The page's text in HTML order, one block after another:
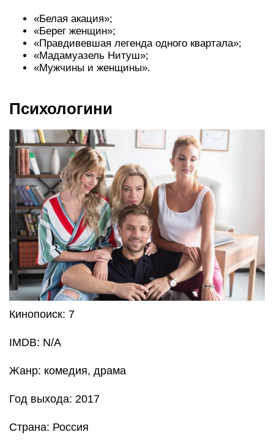
«Белая акация»;
«Берег женщин»;
«Правдивевшая легенда одного квартала»;
«Мадамуазель Нитуш»;
«Мужчины и женщины».
Психологини
Кинопоиск: 7
IMDB: N/A
Жанр: комедия, драма
Год выхода: 2017
Страна: Россия